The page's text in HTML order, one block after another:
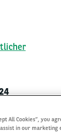
oder
All Cookies”, you
in our marketing